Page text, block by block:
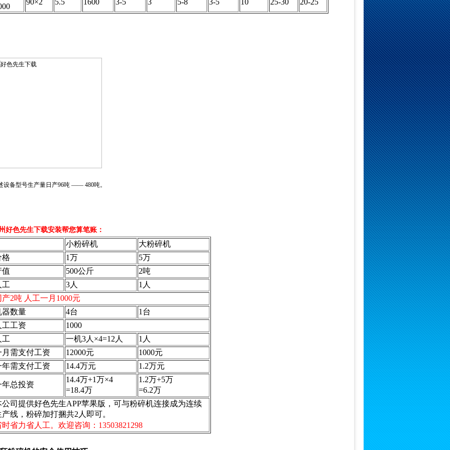
90×2 5.5 1600 3-5 3 5-8 3-5 10 25-30 20-25
设备型号生产量日产96吨 —— 480吨。
好色先生下载安装帮您算笔账：
小粉碎机
大粉碎机
格
1万
5万
值
500公斤
2吨
工
3人
1人
产2吨 人工一月1000元
器数量
4台
1台
工工资
1000
工
一机3人×4=12人
1人
月需支付工资
12000元
1000元
年需支付工资
14.4万元 1.2万元
年总投资
14.4万+1万×4
=18.4万
1.2万+5万
=6.2万
公司提供好色先生APP苹果版，可与粉碎机连接成为连续
产线，粉碎加打捆共2人即可。
时省力省人工。欢迎咨询： 13503821298